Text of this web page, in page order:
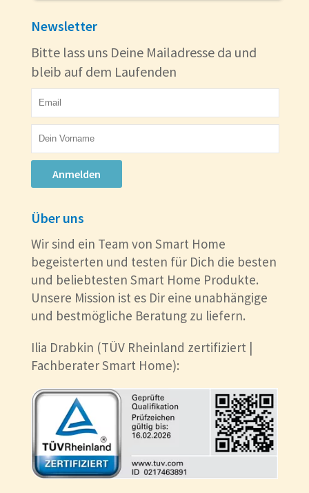
Newsletter
Bitte lass uns Deine Mailadresse da und
bleib auf dem Laufenden
Anmelden
Über uns
Wir sind ein Team von Smart Home
begeisterten und testen für Dich die besten
und beliebtesten Smart Home Produkte.
Unsere Mission ist es Dir eine unabhängige
und bestmögliche Beratung zu liefern.
Ilia Drabkin (TÜV Rheinland zertifiziert |
Fachberater Smart Home):